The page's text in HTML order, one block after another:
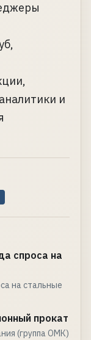
и
спроса на
на стальные
прокат
(группа ОМК)